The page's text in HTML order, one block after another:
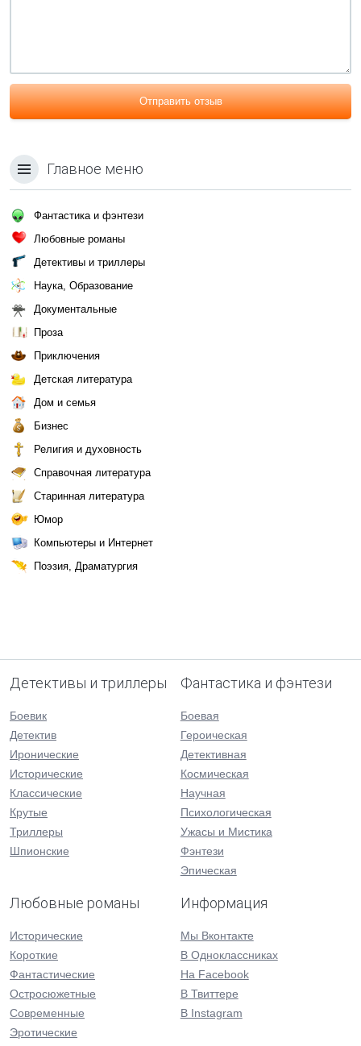
Отправить отзыв
Главное меню
Фантастика и фэнтези
Любовные романы
Детективы и триллеры
Наука, Образование
Документальные
Проза
Приключения
Детская литература
Дом и семья
Бизнес
Религия и духовность
Справочная литература
Старинная литература
Юмор
Компьютеры и Интернет
Поэзия, Драматургия
Детективы и триллеры
Боевик
Детектив
Иронические
Исторические
Классические
Крутые
Триллеры
Шпионские
Фантастика и фэнтези
Боевая
Героическая
Детективная
Космическая
Научная
Психологическая
Ужасы и Мистика
Фэнтези
Эпическая
Любовные романы
Исторические
Короткие
Фантастические
Остросюжетные
Современные
Эротические
Информация
Мы Вконтакте
В Одноклассниках
На Facebook
В Твиттере
В Instagram